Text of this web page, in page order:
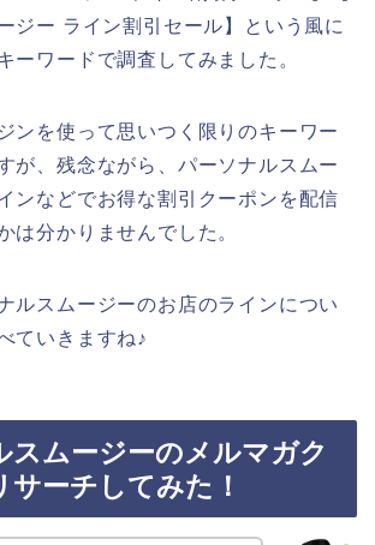
ジー ライン割引セール】という風に
ーワードで調査してみました。
ンを使って思いつく限りのキーワー
が、残念ながら、パーソナルスムー
ンなどでお得な割引クーポンを配信
は分かりませんでした。
ルスムージーのお店のラインについ
ていきますね♪
スムージーのメルマガク
サーチしてみた！